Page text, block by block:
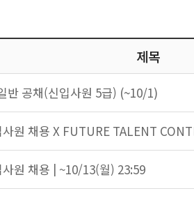
제목
반 공채(신입사원 5급) (~10/1)
원 채용 X FUTURE TALENT
원 채용 | ~10/13(월) 23:59